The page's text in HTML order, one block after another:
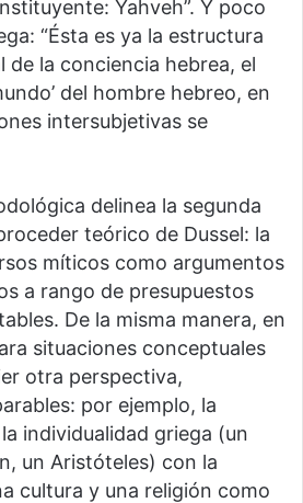
Yahveh”. Y poco
“Ésta es ya la estructura
de la conciencia hebrea, el
del hombre hebreo, en
intersubjetivas se
delinea la segunda
teórico de Dussel: la
míticos como argumentos
a rango de presupuestos
De la misma manera, en
situaciones conceptuales
otra perspectiva,
por ejemplo, la
individualidad griega (un
un Aristóteles) con la
cultura y una religión como